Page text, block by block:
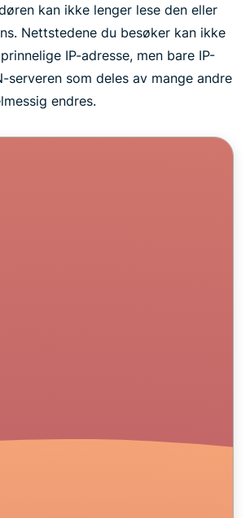
kan ikke lenger lese den eller
Nettstedene du besøker kan ikke
IP-adresse, men bare IP-
serveren som deles av mange andre
endres.